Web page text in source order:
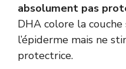
absolument pas
DHA colore la
l’épiderme mais ne
protectrice.